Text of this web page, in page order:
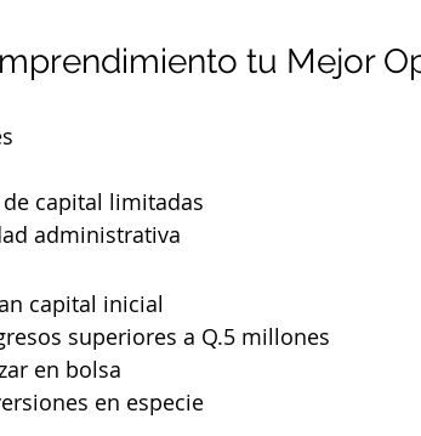
tu Mejor
capital limitadas
administrativa
capital inicial
superiores a Q.5 millones
en bolsa
en especie